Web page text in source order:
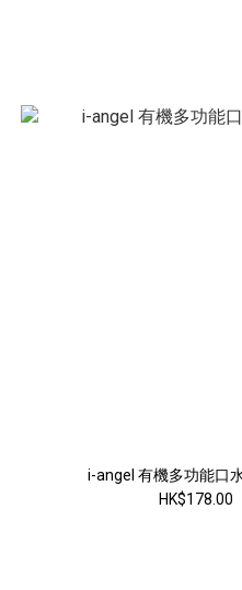
i-angel 有機多功能口
HK$178.00